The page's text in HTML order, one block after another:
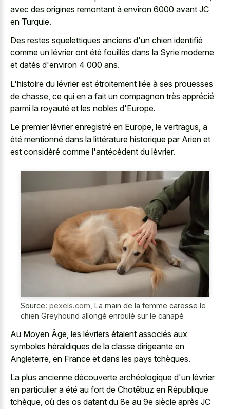
avec des origines remontant à environ 6000 avant JC
en Turquie.
Des restes squelettiques anciens d'un chien identifié
comme un lévrier ont été fouillés dans la Syrie moderne
et datés d'environ 4 000 ans.
L'histoire du lévrier est étroitement liée à ses prouesses
de chasse, ce qui en a fait un compagnon très apprécié
parmi la royauté et les nobles d'Europe.
Le premier lévrier enregistré en Europe, le vertragus, a
été mentionné dans la littérature historique par Arien et
est considéré comme l'antécédent du lévrier.
Source: pexels.com, La main de la femme caresse le
chien Greyhound allongé enroulé sur le canapé
Au Moyen Âge, les lévriers étaient associés aux
symboles héraldiques de la classe dirigeante en
Angleterre, en France et dans les pays tchèques.
La plus ancienne découverte archéologique d'un lévrier
en particulier a été au fort de Chotěbuz en République
tchèque, où des os datant du 8e au 9e siècle après JC